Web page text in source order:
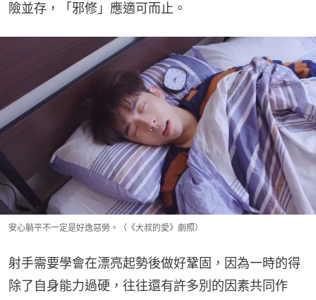
險並存，「邪修」應適可而止。
安心躺平不一定是好逸惡勞。（《大叔的愛》劇照）
射手需要學會在漂亮起勢後做好鞏固，因為一時的得
除了自身能力過硬，往往還有許多別的因素共同作